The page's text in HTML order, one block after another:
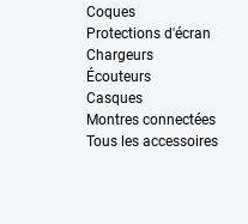
Coques
Protections d'écran
Chargeurs
Écouteurs
Casques
Montres connectées
Tous les accessoires